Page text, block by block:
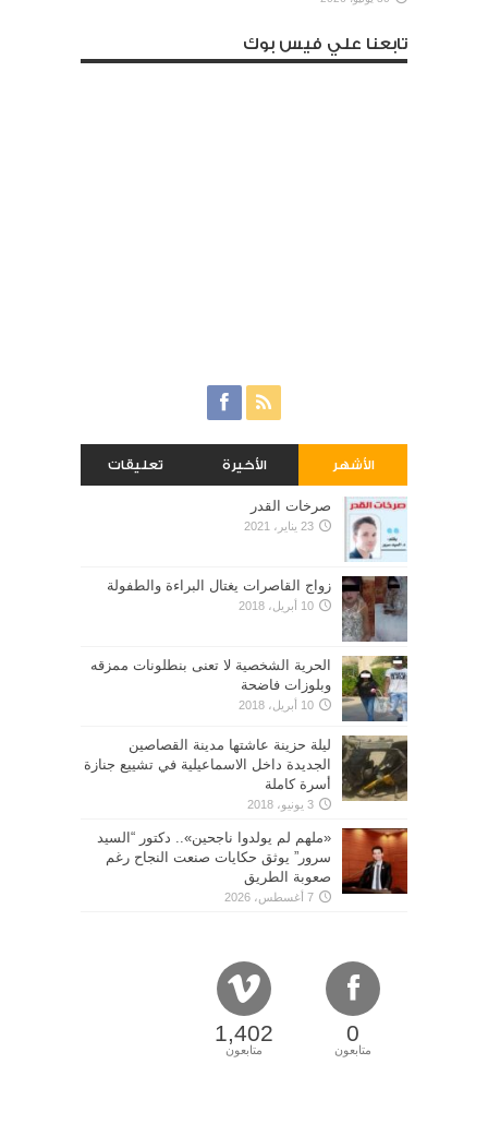
تابعنا علي فيس بوك
الأشهر الأخيرة تعليقات
صرخات القدر
23 يناير، 2021
زواج القاصرات يغتال البراءة والطفولة
10 أبريل، 2018
الحرية الشخصية لا تعنى بنطلونات ممزقه
وبلوزات فاضحة
10 أبريل، 2018
ليلة حزينة عاشتها مدينة القصاصين
الجديدة داخل الاسماعيلية في تشييع جنازة
أسرة كاملة
3 يونيو، 2018
«ملهم لم يولدوا ناجحين».. دكتور “السيد
سرور” يوثق حكايات صنعت النجاح رغم
صعوبة الطريق
7 أغسطس، 2026
0
متابعون
1,402
متابعون